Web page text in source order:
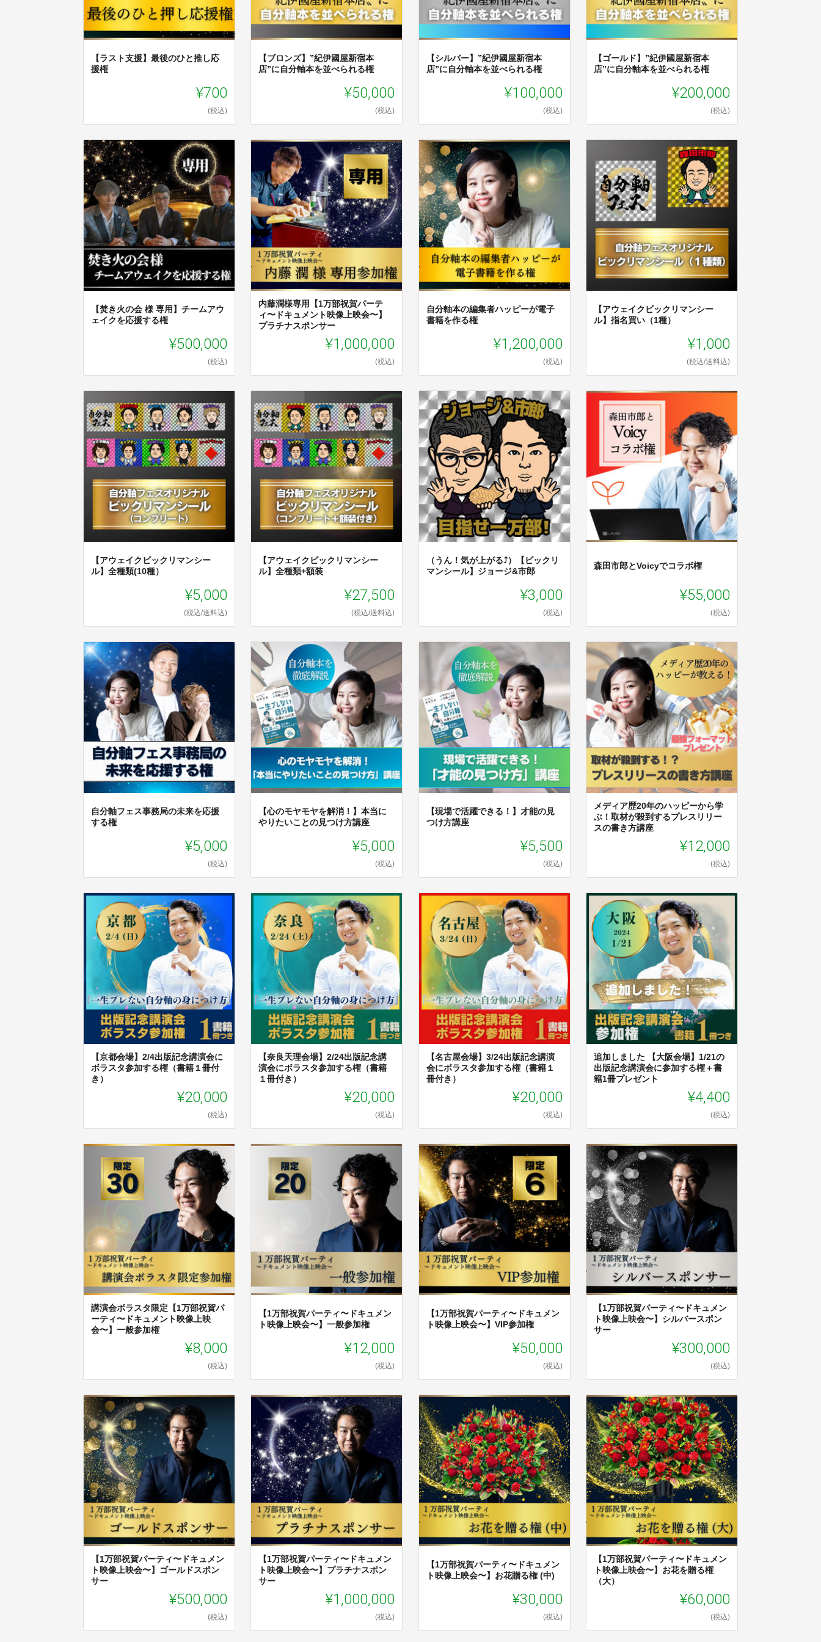
【ラスト支援】最後のひと推し応
援権
¥700
(税込)
【ブロンズ】”紀伊國屋新宿本
店”に自分軸本を並べられる権
¥50,000
(税込)
【シルバー】”紀伊國屋新宿本
店”に自分軸本を並べられる権
¥100,000
(税込)
【ゴールド】”紀伊國屋新宿本
店”に自分軸本を並べられる権
¥200,000
(税込)
【焚き火の会 様 専用】チームアウ
ェイクを応援する権
¥500,000
(税込)
内藤潤様専用【1万部祝賀パーテ
ィ〜ドキュメント映像上映会〜】
プラチナスポンサー
¥1,000,000
(税込)
自分軸本の編集者ハッピーが電子
書籍を作る権
¥1,200,000
(税込)
【アウェイクビックリマンシー
ル】指名買い（1種）
¥1,000
(税込/送料込)
【アウェイクビックリマンシー
ル】全種類(10種）
¥5,000
(税込/送料込)
【アウェイクビックリマンシー
ル】全種類+額装
¥27,500
(税込/送料込)
（うん！気が上がる⤴）【ビックリ
マンシール】ジョージ&市郎
¥3,000
(税込)
森田市郎とVoicyでコラボ権
¥55,000
(税込)
自分軸フェス事務局の未来を応援
する権
¥5,000
(税込)
【心のモヤモヤを解消！】本当に
やりたいことの見つけ方講座
¥5,000
(税込)
【現場で活躍できる！】才能の見
つけ方講座
¥5,500
(税込)
メディア歴20年のハッピーから学
ぶ！取材が殺到するプレスリリー
スの書き方講座
¥12,000
(税込)
【京都会場】2/4出版記念講演会に
ボラスタ参加する権（書籍１冊付
き）
¥20,000
(税込)
【奈良天理会場】2/24出版記念講
演会にボラスタ参加する権（書籍
１冊付き）
¥20,000
(税込)
【名古屋会場】3/24出版記念講演
会にボラスタ参加する権（書籍１
冊付き）
¥20,000
(税込)
追加しました 【大阪会場】1/21の
出版記念講演会に参加する権＋書
籍1冊プレゼント
¥4,400
(税込)
講演会ボラスタ限定【1万部祝賀パ
ーティ〜ドキュメント映像上映
会〜】一般参加権
¥8,000
(税込)
【1万部祝賀パーティ〜ドキュメン
ト映像上映会〜】一般参加権
¥12,000
(税込)
【1万部祝賀パーティ〜ドキュメン
ト映像上映会〜】VIP参加権
¥50,000
(税込)
【1万部祝賀パーティ〜ドキュメン
ト映像上映会〜】シルバースポン
サー
¥300,000
(税込)
【1万部祝賀パーティ〜ドキュメン
ト映像上映会〜】ゴールドスポン
サー
¥500,000
(税込)
【1万部祝賀パーティ〜ドキュメン
ト映像上映会〜】プラチナスポン
サー
¥1,000,000
(税込)
【1万部祝賀パーティ〜ドキュメン
ト映像上映会〜】お花贈る権 (中)
¥30,000
(税込)
【1万部祝賀パーティ〜ドキュメン
ト映像上映会〜】お花を贈る権
（大）
¥60,000
(税込)